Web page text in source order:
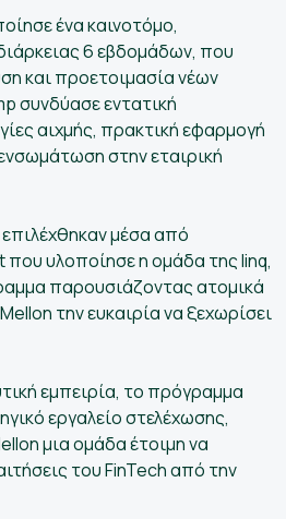
ένα καινοτόμο,
6 εβδομάδων, που
και προετοιμασία νέων
συνδύασε εντατική
αιχμής, πρακτική εφαρμογή
στην εταιρική
μέσα από
υλοποίησε η ομάδα της linq,
παρουσιάζοντας ατομικά
την ευκαιρία να ξεχωρίσει
εμπειρία, το πρόγραμμα
εργαλείο στελέχωσης,
μια ομάδα έτοιμη να
του FinTech από την